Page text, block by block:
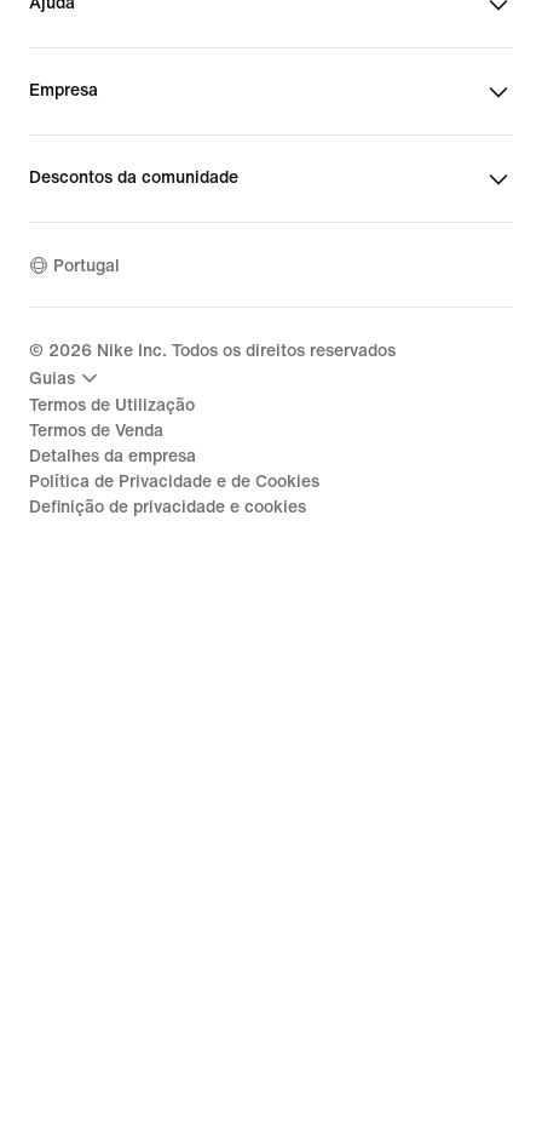
Empresa
Descontos da comunidade
Portugal
© 2026 Nike Inc. Todos os direitos reservados
Guias
Termos de Utilização
Termos de Venda
Detalhes da empresa
Política de Privacidade e de Cookies
Definição de privacidade e cookies